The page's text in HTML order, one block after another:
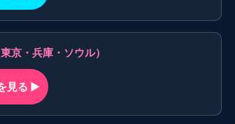
京・兵庫・ソウル）
見る ▶